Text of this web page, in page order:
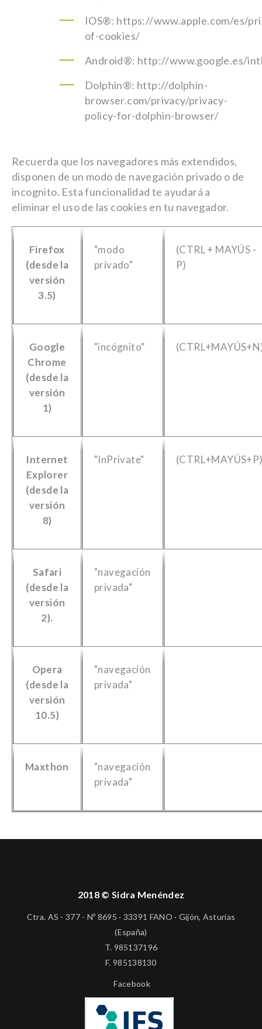
IOS®: https://www.apple.com/es/
of-cookies/
Android®: http://www.google.es/
Dolphin®: http://dolphin-
browser.com/privacy/privacy-
policy-for-dolphin-browser/
Recuerda que los navegadores más extendidos,
disponen de un modo de navegación privado o de
incognito. Esta funcionalidad te ayudará a
eliminar el uso de las cookies en tu navegador.
Firefox
(desde la
versión
3.5)
"modo
privado"
(CTRL + MAYÚS -
P)
Google
Chrome
(desde la
versión
1)
"incógnito"
Internet
Explorer
(desde la
versión
8)
"InPrivate"
Safari
(desde la
versión
2).
"navegación
privada"
Opera
(desde la
versión
10.5)
"navegación
privada"
Maxthon
"navegación
privada"
2018 © Sidra Menéndez
Ctra. AS - 377 - Nº 8695 · 33391 FANO · Gijón, Asturias
(España)
T. 985137196
F. 985138130
Facebook